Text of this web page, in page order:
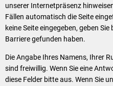
Die
unserer Internetpräsenz
Fällen automatisch die Seite
keine Seite eingegeben, geben
Barriere gefunden haben.
Die Angabe Ihres Namens, Ihrer
sind freiwillig. Wenn Sie eine
diese Felder bitte aus. Wenn Sie